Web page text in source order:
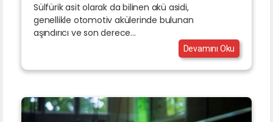
Sülfürik asit olarak da bilinen akü asidi,
genellikle otomotiv akülerinde bulunan
aşındırıcı ve son derece...
Devamını Oku